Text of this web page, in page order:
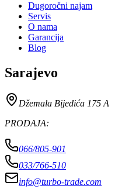
Dugoročni najam
Servis
O nama
Garancija
Blog
Sarajevo
Džemala Bijedića 175 A
PRODAJA:
066/805-901
033/766-510
info@turbo-trade.com